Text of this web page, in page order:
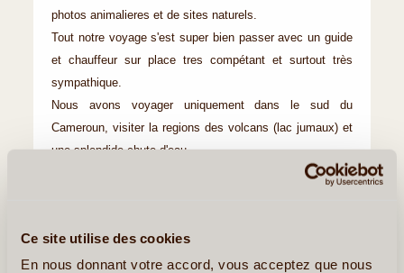
Ce site utilise des cookies
En nous donnant votre accord, vous acceptez que nous
photos animalieres et de sites naturels.
Tout notre voyage s'est super bien passer avec un guide
et chauffeur sur place tres compétant et surtout très
sympathique.
Nous avons voyager uniquement dans le sud du
Cameroun, visiter la regions des volcans (lac jumaux) et
une splendide chute d'eau .
Le parc national de Lobeke (avec ces milliers de
Et nous avons fini par 2 nuits a kribi sur des plage de
sable fin, un décor paradisiaque.